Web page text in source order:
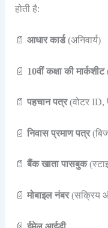
होती है:
📄 आधार कार्ड(अनिवार्य)
📄 10वीं कक्षा की मार्कशीट
📄 पहचान पत्र(वोटर ID,
📄 निवास प्रमाण पत्र
📄 बैंक खाता पासबुक
📄 मोबाइल नंबर(सक्रिय